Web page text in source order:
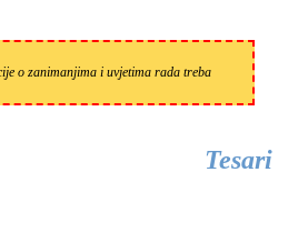
o zanimanjima i uvjetima rada treba
Tesari